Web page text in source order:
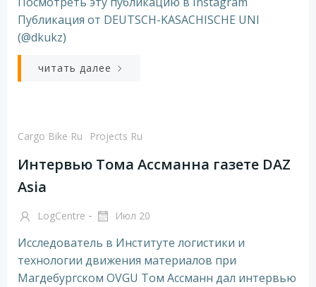
Публикация от DEUTSCH-KASACHISCHE UNI
(@dkukz)
читать далее
Cargo Bike Ru Projects Ru
Интервью Тома Ассманна газете DAZ
Asia
LogCentre - Июл 20
Исследователь в Институте логистики и
технологии движения материалов при
Магдебургском OVGU Том Ассманн дал интервью